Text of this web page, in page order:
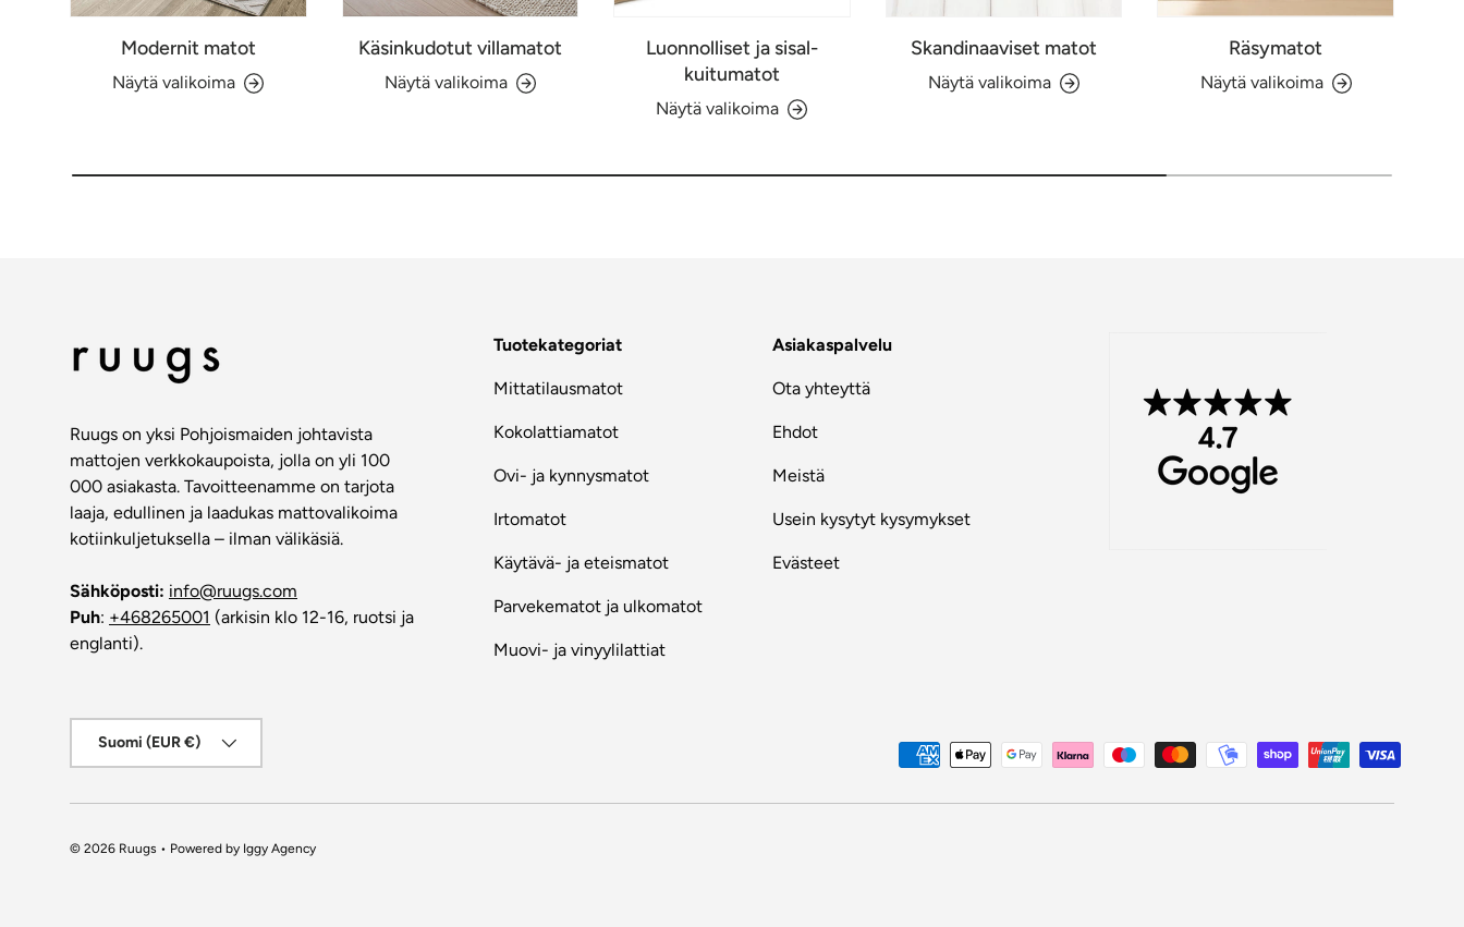
Modernit matot
Näytä valikoima
Käsinkudotut villamatot
Näytä valikoima
Luonnolliset ja sisal-
kuitumatot
Näytä valikoima
Skandinaaviset matot
Näytä valikoima
Räsymatot
Näytä valikoima
Ruugs on yksi Pohjoismaiden johtavista
mattojen verkkokaupoista, jolla on yli 100
000 asiakasta. Tavoitteenamme on tarjota
laaja, edullinen ja laadukas mattovalikoima
kotiinkuljetuksella – ilman välikäsiä.
Sähköposti: info@ruugs.com
Puh: +468265001 (arkisin klo 12-16, ruotsi ja
englanti).
Tuotekategoriat
Mittatilausmatot
Kokolattiamatot
Ovi- ja kynnysmatot
Irtomatot
Käytävä- ja eteismatot
Parvekematot ja ulkomatot
Muovi- ja vinyylilattiat
Asiakaspalvelu
Ota yhteyttä
Ehdot
Meistä
Usein kysytyt kysymykset
Evästeet
Suomi (EUR €)
© 2026 Ruugs • Powered by Iggy Agency